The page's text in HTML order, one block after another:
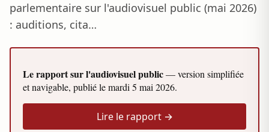
parlementaire sur l'audiovisuel public (mai 2026)
: auditions, cita…
Le rapport sur l'audiovisuel public— version simplifiée
et navigable, publié lemardi 5 mai 2026.
Lire le rapport →